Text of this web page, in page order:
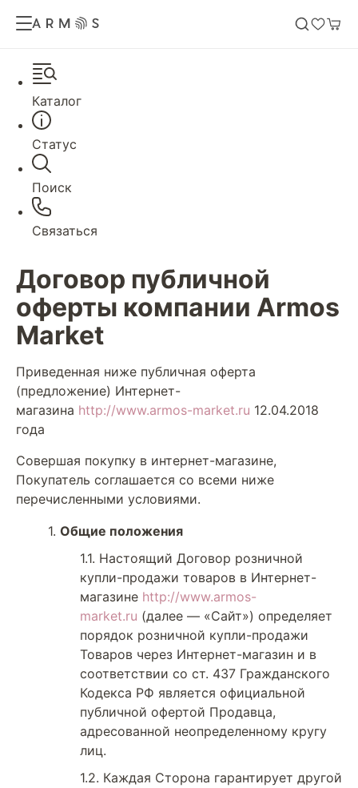
Каталог
Статус
Поиск
Связаться
Договор публичной
оферты компании Armos
Market
Приведенная ниже публичная оферта
(предложение) Интернет-
магазина http://www.armos-market.ru 12.04.2018
года
Совершая покупку в интернет-магазине,
Покупатель соглашается со всеми ниже
перечисленными условиями.
Общие положения
Настоящий Договор розничной
купли-продажи товаров в Интернет-
магазине http://www.armos-
market.ru (далее — «Сайт») определяет
порядок розничной купли-продажи
Товаров через Интернет-магазин и в
соответствии со ст. 437 Гражданского
Кодекса РФ является официальной
публичной офертой Продавца,
адресованной неопределенному кругу
лиц.
Каждая Сторона гарантирует другой